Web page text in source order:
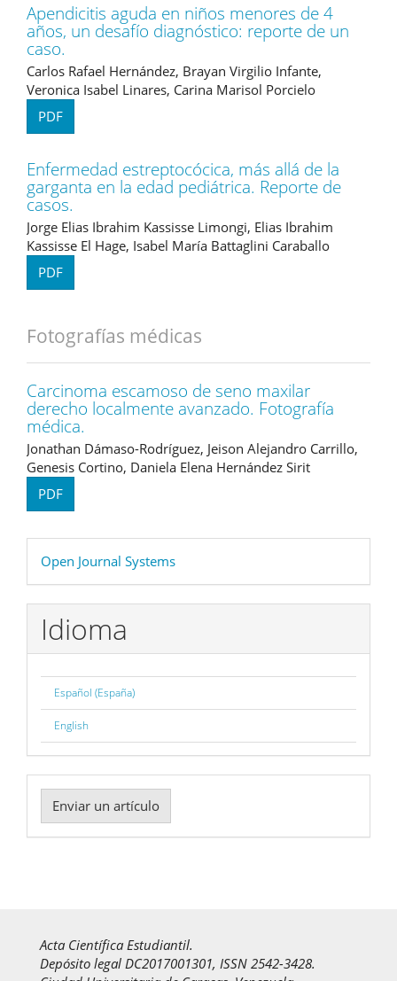
Apendicitis aguda en niños menores de 4
años, un desafío diagnóstico: reporte de un
caso.
Carlos Rafael Hernández, Brayan Virgilio Infante,
Veronica Isabel Linares, Carina Marisol Porcielo
PDF
Enfermedad estreptocócica, más allá de la
garganta en la edad pediátrica. Reporte de
casos.
Jorge Elias Ibrahim Kassisse Limongi, Elias Ibrahim
Kassisse El Hage, Isabel María Battaglini Caraballo
PDF
Fotografías médicas
Carcinoma escamoso de seno maxilar
derecho localmente avanzado. Fotografía
médica.
Jonathan Dámaso-Rodríguez, Jeison Alejandro Carrillo,
Genesis Cortino, Daniela Elena Hernández Sirit
PDF
Desarrollado
por
Open Journal Systems
Idioma
Español (España)
English
Enviar
unEnviar un artículo
Acta Científica Estudiantil.
Depósito legal DC2017001301, ISSN 2542-3428.